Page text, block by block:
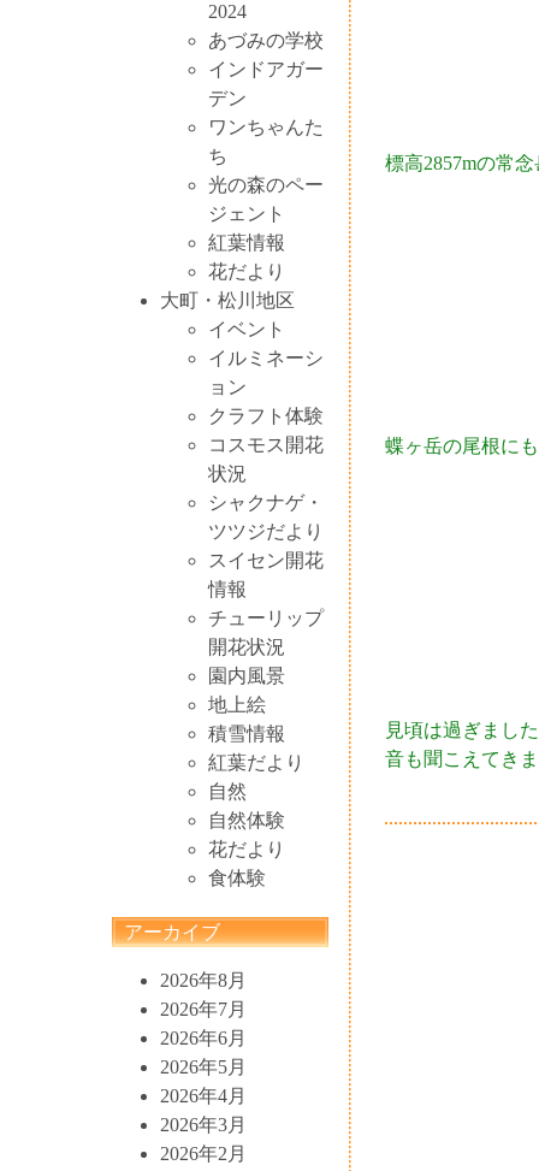
2024
あづみの学校
インドアガー
デン
ワンちゃんた
ち
光の森のペー
ジェント
紅葉情報
花だより
大町・松川地区
イベント
イルミネーシ
ョン
クラフト体験
コスモス開花
状況
シャクナゲ・
ツツジだより
スイセン開花
情報
チューリップ
開花状況
園内風景
地上絵
積雪情報
紅葉だより
自然
自然体験
花だより
食体験
アーカイブ
2026年8月
2026年7月
2026年6月
2026年5月
2026年4月
2026年3月
2026年2月
標高2857mの常
蝶ヶ岳の尾根に
見頃は過ぎまし
音も聞こえてき